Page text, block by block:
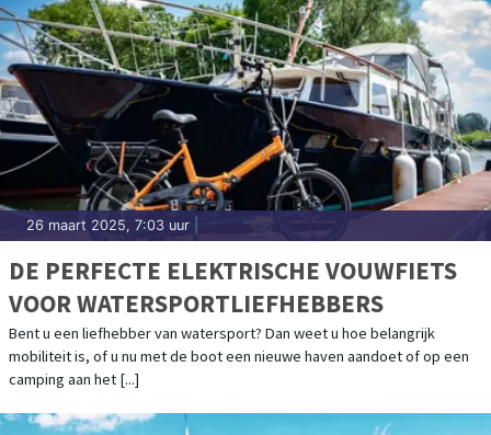
26 maart 2025, 7:03 uur
DE PERFECTE ELEKTRISCHE VOUWFIETS
VOOR WATERSPORTLIEFHEBBERS
Bent u een liefhebber van watersport? Dan weet u hoe belangrijk
mobiliteit is, of u nu met de boot een nieuwe haven aandoet of op een
camping aan het [...]